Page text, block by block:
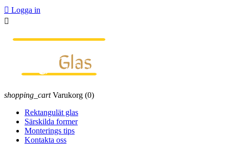
 Logga in

shopping_cart Varukorg (0)
Rektangulät glas
Särskilda former
Monterings tips
Kontakta oss